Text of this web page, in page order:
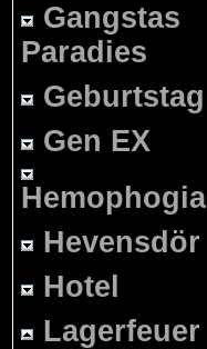
Gangstas
Paradies
Geburtstag
Gen EX
Hemophogia
Hevensdör
Hotel
Lagerfeuer